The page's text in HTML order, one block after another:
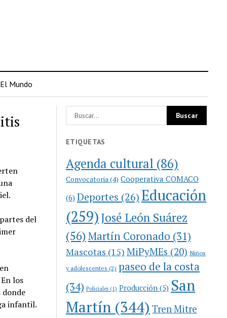
El Mundo
del
los
donde
infantil.
ETIQUETAS
Agenda cultural (86)
Convocatoria (4) Cooperativa COMACO
(6) Deportes (26)Educación
(259)José León Suárez
(56)Martín Coronado (31)
Mascotas (15) MiPyMEs (20) Niños
y adolescentes (2) paseo de la costa
(34) Policiales (1) Producción (5) San
Martín (344) Tren Mitre